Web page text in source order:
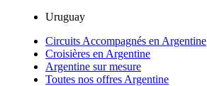
Uruguay
Circuits Accompagnés en Argentine
Croisières en Argentine
Argentine sur mesure
Toutes nos offres Argentine